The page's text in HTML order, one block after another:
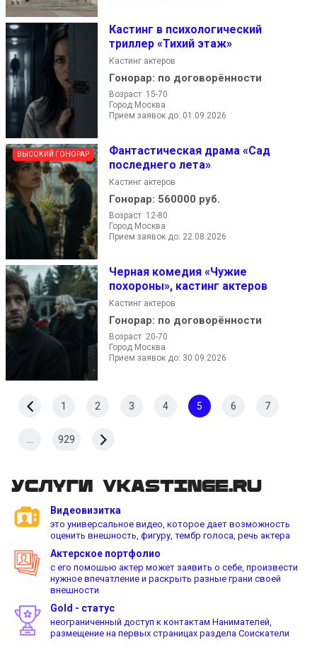
Кастинг в психологический
триллер «Тихий этаж»
Кастинг актеров
Гонорар: по договорённости
Возраст 15-70
Город Москва
Прием заявок до: 01.09.2026
ВЫСОКИЙ ГОНОРАР
Фантастическая драма «Сад
последнего лета»
Кастинг актеров
Гонорар: 560000 руб.
Возраст 12-80
Город Москва
Прием заявок до: 22.08.2026
Черная комедия «Чужие
похороны», кастинг актеров
Кастинг актеров
Гонорар: по договорённости
Возраст 20-70
Город Москва
Прием заявок до: 30.09.2026
1 2 3 4 5 6 7
929
Услуги vkastinge.ru
Видеовизитка
это универсальное видео, которое дает возможность
оценить внешность, фигуру, тембр голоса, речь актера
Актерское портфолио
с его помошью актер может заявить о себе, произвести
нужное впечатление и раскрыть разные грани своей
внешности
Gold - статус
неограниченный доступ к контактам Нанимателей,
размещение на первых страницах раздела Соискатели